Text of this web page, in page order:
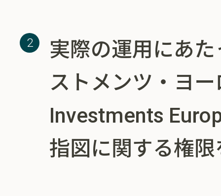
実際の運用にあ
ストメンツ・ヨ
Investments
指図に関する権